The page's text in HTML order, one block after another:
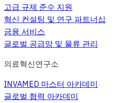
고급 규제 준수 지원
혁신 컨설팅 및 연구 파트너십
금융 서비스
글로벌 공급망 및 물류 관리
의료혁신연구소
INVAMED 마스터 아카데미
글로벌 협력 아카데미